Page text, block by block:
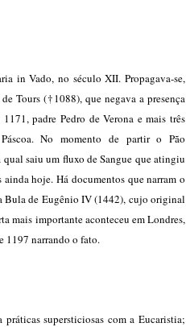
in Vado, no século XII. Propagava-se,
Tours (†1088), que negava a presença
padre Pedro de Verona e mais três
No momento de partir o Pão
qual saiu um fluxo de Sangue que atingiu
hoje. Há documentos que narram o
de Eugênio IV (1442), cujo original
mais importante aconteceu em Londres,
1197 narrando o fato.
supersticiosas com a Eucaristia;